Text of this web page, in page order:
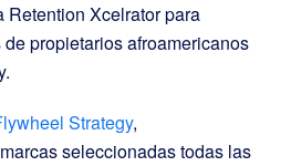
Retention Xcelrator para
propietarios afroamericanos
Strategy,
seleccionadas todas las